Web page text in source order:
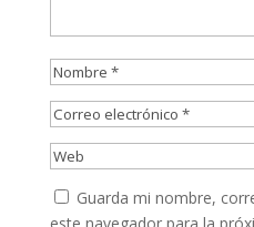
Guarda mi nombre,